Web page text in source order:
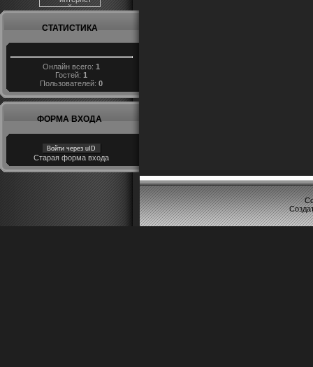
СТАТИСТИКА
Онлайн всего:1
Гостей:1
Пользователей:0
ФОРМА ВХОДА
Войти через uID
Старая форма входа